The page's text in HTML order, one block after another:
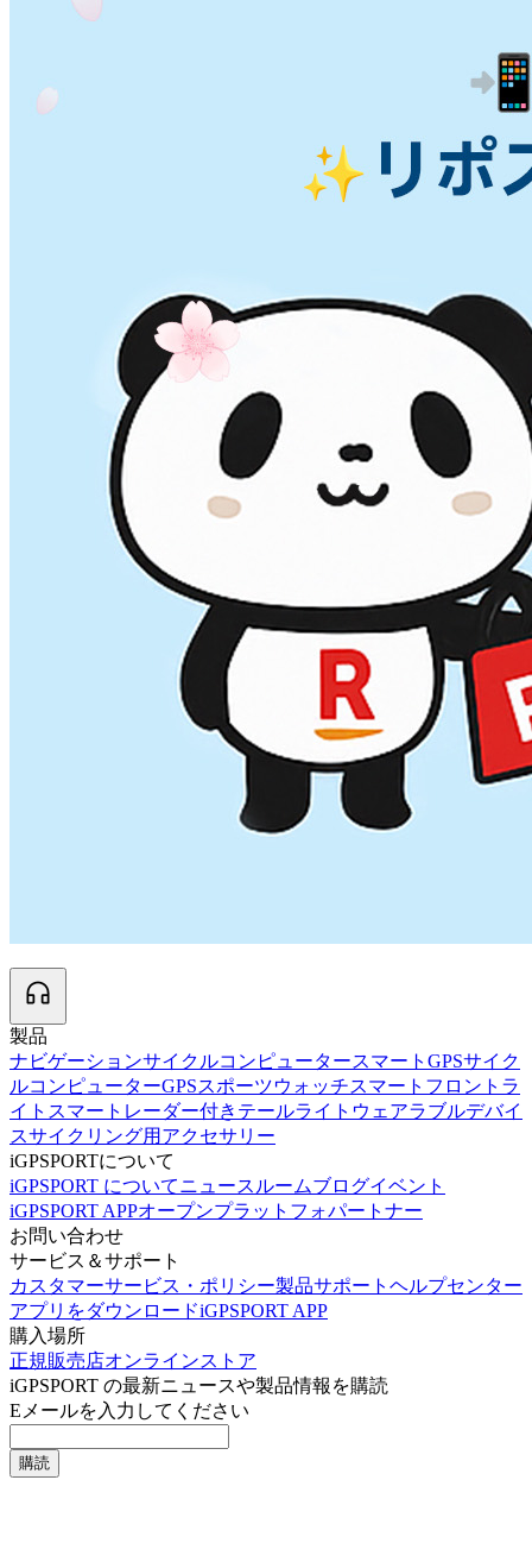
製品
ナビゲーションサイクルコンピュータースマートGPSサイク
ルコンピューターGPSスポーツウォッチスマートフロントラ
イト スマートレーダー付きテールライト ウェアラブルデバイ
スサイクリング用アクセサリー
iGPSPORTについて
iGPSPORT についてニュースルームブログイベント
iGPSPORT APPオープンプラットフォパートナー
お問い合わせ
サービス＆サポート
カスタマーサービス・ポリシー製品サポート ヘルプセンター
アプリをダウンロードiGPSPORT APP
購入場所
正規販売店オンラインストア
iGPSPORT の最新ニュースや製品情報を購読
Eメールを入力してください
購読